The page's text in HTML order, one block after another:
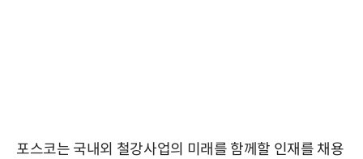
포스코는 국내외 철강사업의 미래를 함께할 인재를 채용